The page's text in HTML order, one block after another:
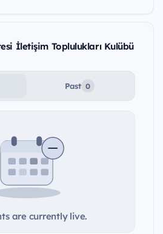
İletişim Toplulukları Kulübü
Past 0
are currently live.